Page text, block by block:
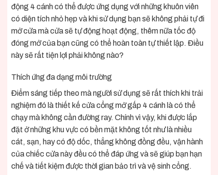
động 4 cánh có thể được ứng dụng với những khuôn viên
có diện tích nhỏ hẹp và khi sử dụng bạn sẽ không phải tự đi
mở cửa mà cửa sẽ tự động hoạt động, thêm nữa tốc độ
đóng mở của bạn cũng có thể hoàn toàn tự thiết lập. Điều
này sẽ rất tiện lợi phải không nào?
Thích ứng đa dạng môi trường
Điểm sáng tiếp theo mà người sử dụng sẽ rất thích khi trải
nghiệm đó là thiết kế cửa cổng mở gấp 4 cánh là có thể
chạy mà không cần đường ray. Chính vì vậy, khi được lắp
đặt ở những khu vực có bền mặt không tốt như là nhiều
cát, sạn, hay có độ dốc, thẳng không đồng đều, vận hành
của chiếc cửa này đều có thể đáp ứng và sẽ giúp bạn hạn
chế và tiết kiệm được thời gian bảo trì và vệ sinh cổng.